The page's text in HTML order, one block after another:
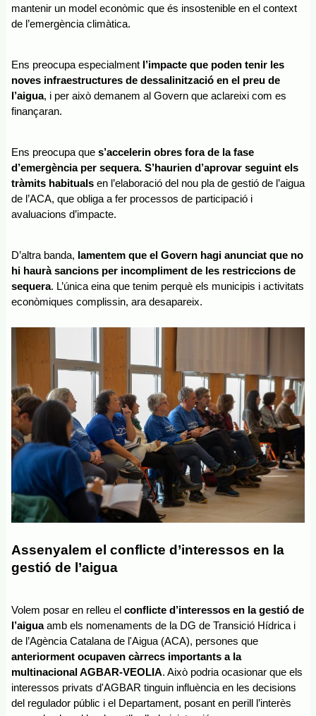
mantenir un model econòmic que és insostenible en el context
de l’emergència climàtica.
Ens preocupa especialment l’impacte que poden tenir les
noves infraestructures de dessalinització en el preu de
l’aigua, i per això demanem al Govern que aclareixi com es
finançaran.
Ens preocupa que s’accelerin obres fora de la fase
d’emergència per sequera. S’haurien d’aprovar seguint els
tràmits habituals en l’elaboració del nou pla de gestió de l’aigua
de l’ACA, que obliga a fer processos de participació i
avaluacions d’impacte.
D’altra banda, lamentem que el Govern hagi anunciat que no
hi haurà sancions per incompliment de les restriccions de
sequera. L’única eina que tenim perquè els municipis i activitats
econòmiques complissin, ara desapareix.
Assenyalem el conflicte d’interessos en la
gestió de l’aigua
Volem posar en relleu el conflicte d’interessos en la gestió de
l’aigua amb els nomenaments de la DG de Transició Hídrica i
de l’Agència Catalana de l'Aigua (ACA), persones que
anteriorment ocupaven càrrecs importants a la
multinacional AGBAR-VEOLIA. Això podria ocasionar que els
interessos privats d'AGBAR tinguin influència en les decisions
del regulador públic i el Departament, posant en perill l’interès